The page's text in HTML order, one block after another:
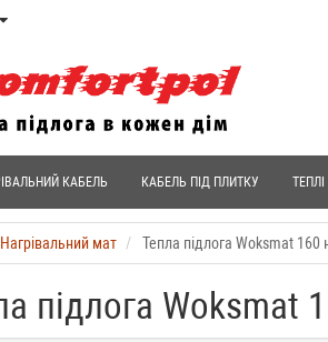
КАБЕЛЬ КАБЕЛЬ ПІД ПЛИТКУ
Нагрівальний мат Тепла підлога Woksmat 160
підлога Woksmat